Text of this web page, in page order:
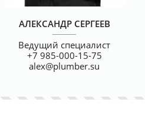
АЛЕКСАНДР СЕРГЕЕВ
Ведущий специалист
+7 985-000-15-75
alex@plumber.su